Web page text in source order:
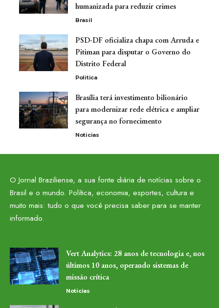
humanizada para reduzir crimes
Brasil
PSD-DF oficializa chapa com Arruda e
Pitiman para disputar o Governo do
Distrito Federal
Politica
Brasília terá investimento bilionário
para modernizar rede elétrica e ampliar
segurança no fornecimento
Noticias
O Jornal Braziliense, a sua fonte diária de notícias sobre o
Brasil e o mundo. Política, economia, esportes, cultura e
muito mais: tudo o que você precisa saber para se manter
informado.
Vert Analytics: 28 anos de tecnologia e, nos
últimos 10 anos, operando sistemas de
missão crítica
Noticias